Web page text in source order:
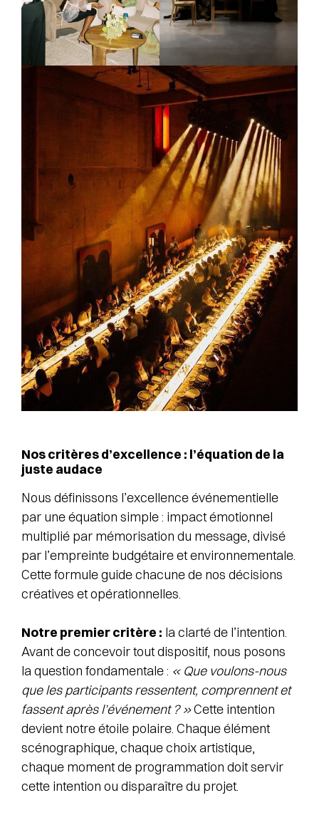
Nos critères d’excellence : l’équation de la
juste audace
Nous définissons l’excellence événementielle
par une équation simple : impact émotionnel
multiplié par mémorisation du message, divisé
par l’empreinte budgétaire et environnementale.
Cette formule guide chacune de nos décisions
créatives et opérationnelles.
Notre premier critère : la clarté de l’intention.
Avant de concevoir tout dispositif, nous posons
la question fondamentale : « Que voulons-nous
que les participants ressentent, comprennent et
fassent après l’événement ? »Cette intention
devient notre étoile polaire. Chaque élément
scénographique, chaque choix artistique,
chaque moment de programmation doit servir
cette intention ou disparaître du projet.